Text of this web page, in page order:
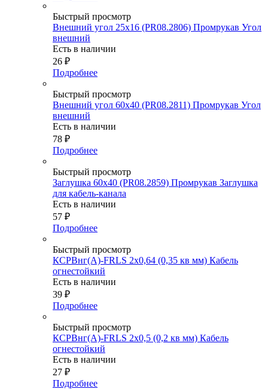
Быстрый просмотр
Внешний угол 25х16 (PR08.2806) Промрукав Угол
внешний
Есть в наличии
26 ₽
Подробнее
Быстрый просмотр
Внешний угол 60х40 (PR08.2811) Промрукав Угол
внешний
Есть в наличии
78 ₽
Подробнее
Быстрый просмотр
Заглушка 60х40 (PR08.2859) Промрукав Заглушка
для кабель-канала
Есть в наличии
57 ₽
Подробнее
Быстрый просмотр
КСРВнг(А)-FRLS 2х0,64 (0,35 кв мм) Кабель
огнестойкий
Есть в наличии
39 ₽
Подробнее
Быстрый просмотр
КСРВнг(А)-FRLS 2х0,5 (0,2 кв мм) Кабель
огнестойкий
Есть в наличии
27 ₽
Подробнее